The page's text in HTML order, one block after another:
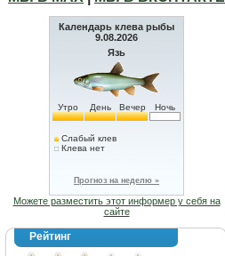
Календарь клева рыбы
9.08.2026
Язь
Утро День Вечер Ночь
Слабый клев
Клева нет
Прогноз на неделю »
Можете разместить этот информер у себя на
сайте
Рейтинг